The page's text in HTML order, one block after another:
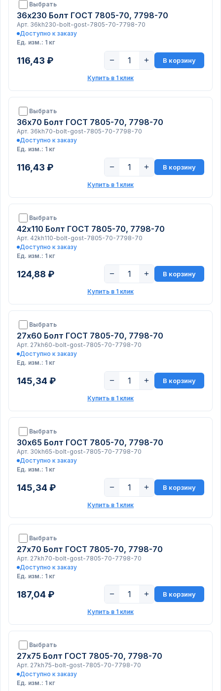
Выбрать
36х230 Болт ГОСТ 7805-70, 7798-70
Арт. 36kh230-bolt-gost-7805-70-7798-70
Доступно к заказу
Ед. изм.: 1 кг
116,43 ₽ − + В корзину
Купить в 1 клик
Выбрать
36х70 Болт ГОСТ 7805-70, 7798-70
Арт. 36kh70-bolt-gost-7805-70-7798-70
Доступно к заказу
Ед. изм.: 1 кг
116,43 ₽ − + В корзину
Купить в 1 клик
Выбрать
42х110 Болт ГОСТ 7805-70, 7798-70
Арт. 42kh110-bolt-gost-7805-70-7798-70
Доступно к заказу
Ед. изм.: 1 кг
124,88 ₽ − + В корзину
Купить в 1 клик
Выбрать
27х60 Болт ГОСТ 7805-70, 7798-70
Арт. 27kh60-bolt-gost-7805-70-7798-70
Доступно к заказу
Ед. изм.: 1 кг
145,34 ₽ − + В корзину
Купить в 1 клик
Выбрать
30х65 Болт ГОСТ 7805-70, 7798-70
Арт. 30kh65-bolt-gost-7805-70-7798-70
Доступно к заказу
Ед. изм.: 1 кг
145,34 ₽ − + В корзину
Купить в 1 клик
Выбрать
27х70 Болт ГОСТ 7805-70, 7798-70
Арт. 27kh70-bolt-gost-7805-70-7798-70
Доступно к заказу
Ед. изм.: 1 кг
187,04 ₽ − + В корзину
Купить в 1 клик
Выбрать
27х75 Болт ГОСТ 7805-70, 7798-70
Арт. 27kh75-bolt-gost-7805-70-7798-70
Доступно к заказу
Ед. изм.: 1 кг